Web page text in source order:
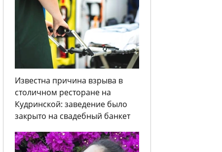
Известна причина взрыва в
столичном ресторане на
Кудринской: заведение было
закрыто на свадебный банкет